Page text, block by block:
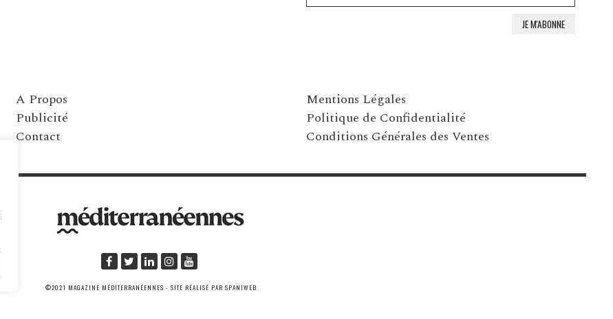
A Propos
Publicité
Contact
Mentions Légales
Politique de Confidentialité
Conditions Générales des Ventes
©2021 MAGAZINE MÉDITERRANÉENNES - SITE RÉALISÉ PAR SPANIWEB